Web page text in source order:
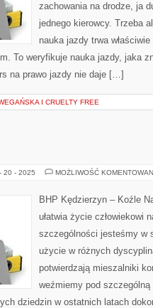
zachowania na drodze, ja
jednego kierowcy. Trzeba
nauka jazdy trwa
To weryfikuje nauka jazdy, jaka
na prawo jazdy nie daje […]
I CRUELTY FREE
20 - 2025 MOŻLIWOŚĆ
BHP Kędzierzyn – Koźle
ułatwia życie człowiekowi
szczególności jesteśmy w
użycie w różnych
potwierdzają mieszalniki
weźmiemy pod szczególną
dziedzin w ostatnich latach